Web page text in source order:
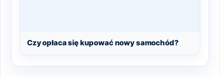
Czy opłaca się kupować nowy samochód?